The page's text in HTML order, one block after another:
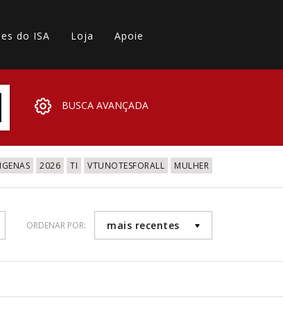
do ISA Loja Apoie
BUSCA AVANÇADA
2026 TI VTUNOTESFORALL MULHER
ORDENAR POR: mais recentes